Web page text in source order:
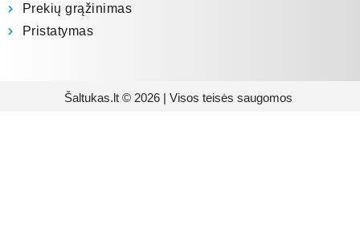
Prekių grąžinimas
Pristatymas
Šaltukas.lt © 2026 | Visos teisės saugomos